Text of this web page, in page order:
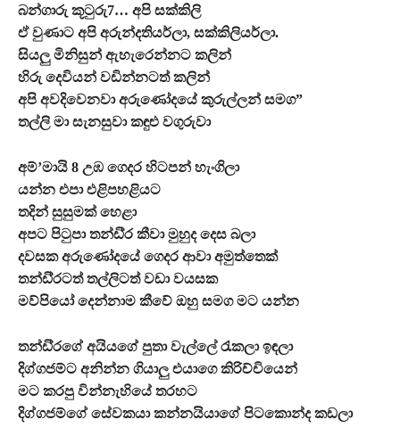
බන්ගාරු කූටුරු7… අපි සක්කිලි
ඒ වුණාට අපි අරුන්දතියර්ලා, සක්කිලියර්ලා.
සියලු මිනිසුන් ඇහැරෙන්නට කලින්
හිරු දෙවියන් වඩින්නටත් කලින්
අපි අවදිවෙනවා අරුණෝදයේ කුරුල්ලන් සමග”
තල්ලි මා සැනසුවා කඳුළු වගුරුවා
අම්’මායි 8 උඹ ගෙදර හිටපන් හැංගිලා
යන්න එපා එළිපහළියට
තදින් සුසුමක් හෙළා
අපට පිටුපා තන්ඩි්‍ර කීවා මුහුද දෙස බලා
දවසක අරුණෝදයේ ගෙදර ආවා අමුත්තෙක්
තන්ඩි්‍රටත් තල්ලිටත් වඩා වයසක
මව්පියෝ දෙන්නාම කීවේ ඔහු සමග මට යන්න
තන්ඩි්‍රගේ අයියගේ පුතා වැල්ලේ රැකලා ඉඳලා
දිග්ගජම්ට අනින්න ගියාලු එයාගෙ කිරිච්චියෙන්
මට කරපු වින්නැහියේ තරහට
දිග්ගජම්ගේ සේවකයා කන්නයියාගේ පිටකොන්ද කඩලා